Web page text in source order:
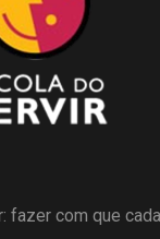
fazer com que